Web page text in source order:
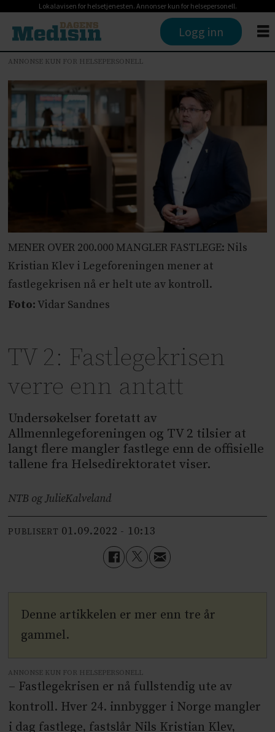
Lokalavisen for helsetjenesten. Annonser kun for helsepersonell.
Logg inn
ANNONSE KUN FOR HELSEPERSONELL
MENER OVER 200.000 MANGLER FASTLEGE: Nils
Kristian Klev i Legeforeningen mener at
fastlegekrisen nå er helt ute av kontroll.
Foto:Vidar Sandnes
TV 2: Fastlegekrisen
verre enn antatt
Undersøkelser foretatt av
Allmennlegeforeningen og TV 2 tilsier at
langt flere mangler fastlege enn de offisielle
tallene fra Helsedirektoratet viser.
NTB og JulieKalveland
PUBLISERT 01.09.2022 - 10:13
Denne artikkelen er mer enn tre år
gammel.
ANNONSE KUN FOR HELSEPERSONELL
– Fastlegekrisen er nå fullstendig ute av
kontroll. Hver 24. innbygger i Norge mangler
i dag fastlege, fastslår Nils Kristian Klev,